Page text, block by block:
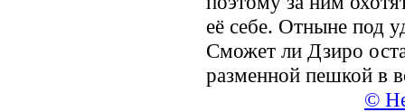
её себе. Отныне под
Сможет ли Дзиро
разменной пешкой в
©